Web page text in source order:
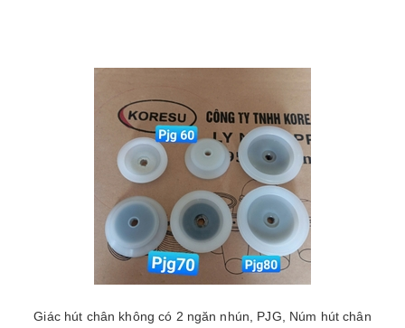
Giác hút chân không có 2 ngăn nhún, PJG, Núm hút chân